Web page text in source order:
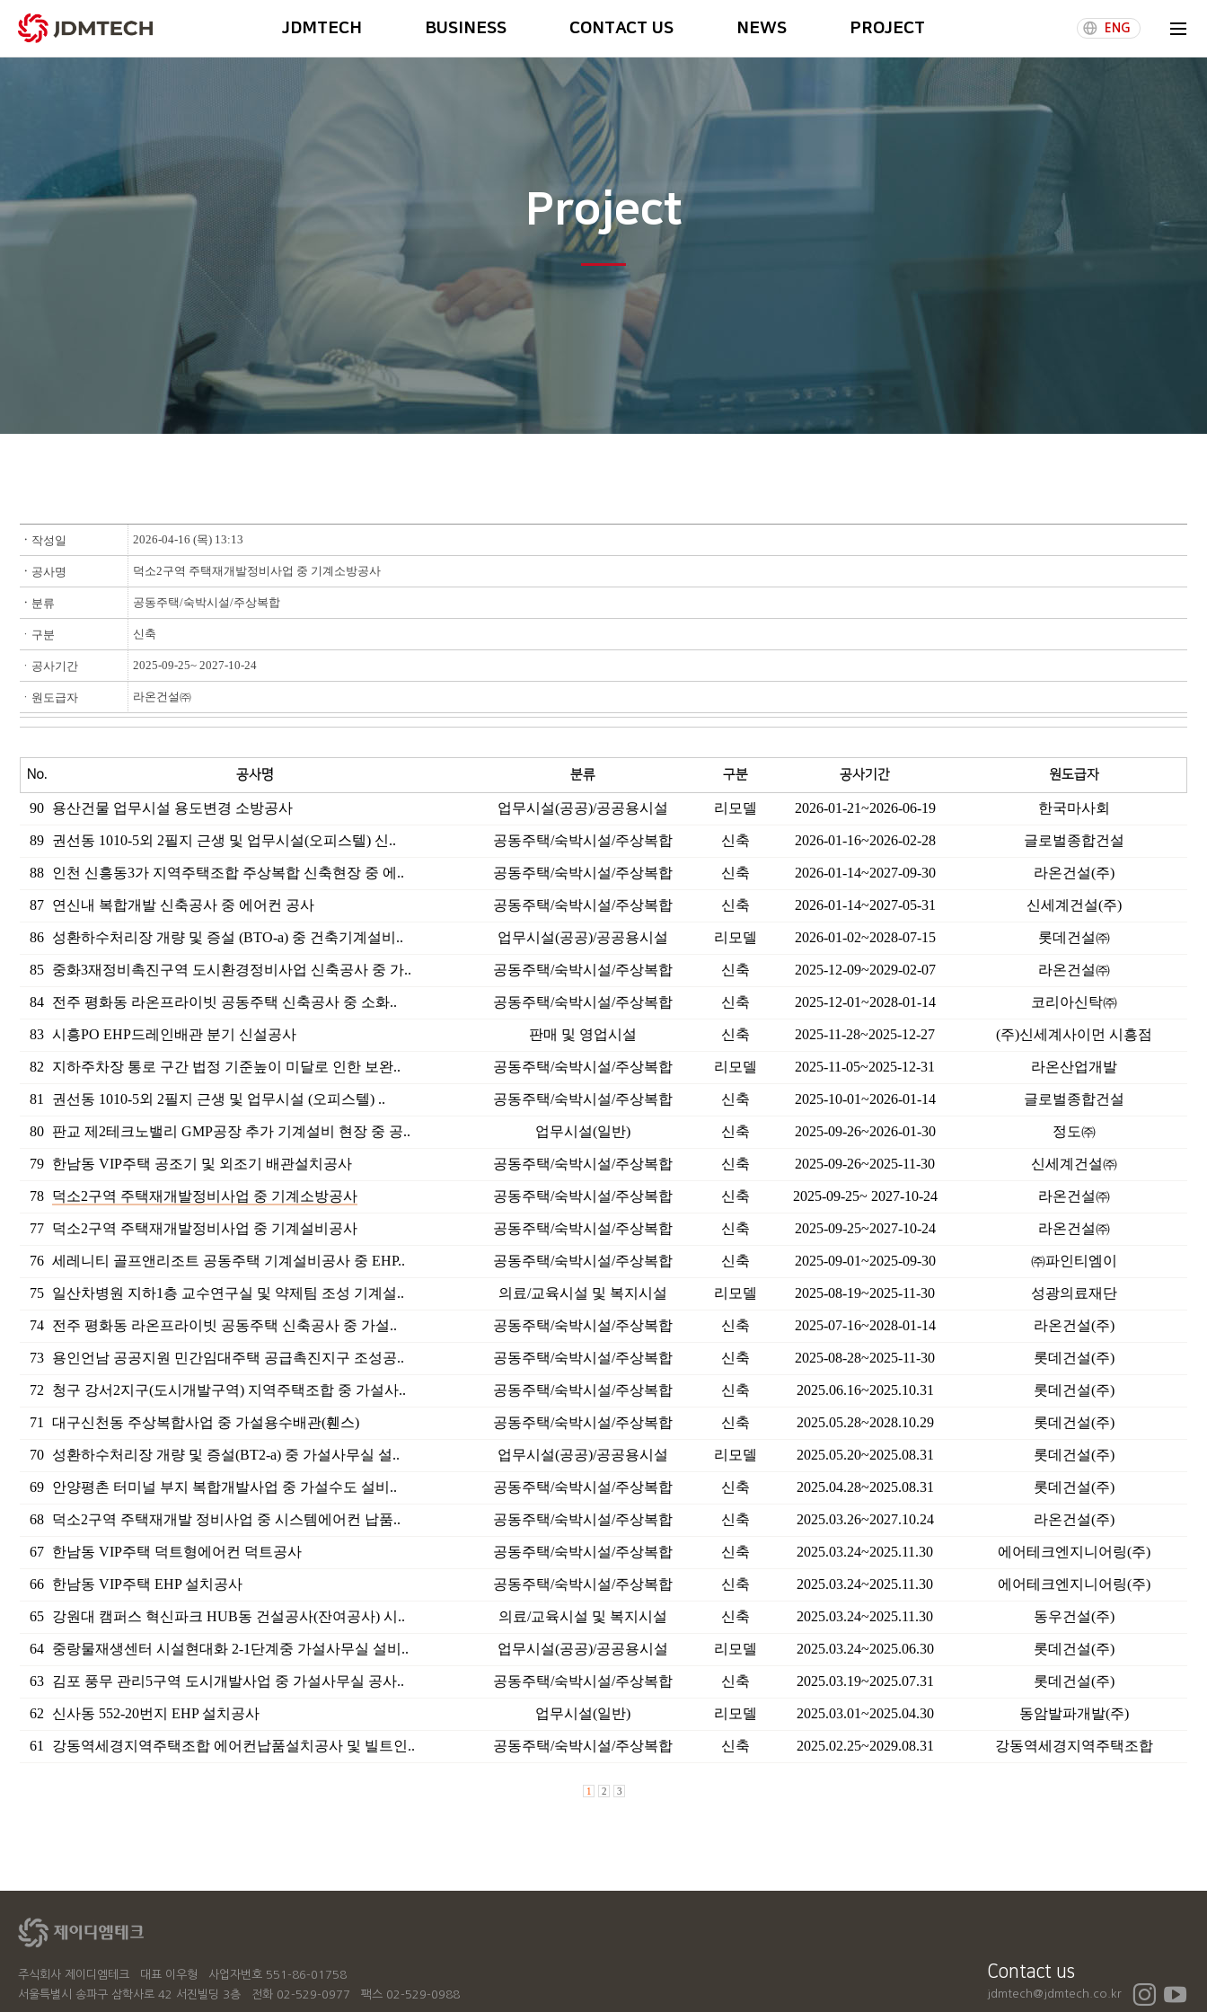
JDMTECH
C.I Main Partner
BUSINESS
Pre-Fab. & Modular AGV Smart Lift 및 로봇 융합
CONTACT US
문의
NEWS
Press Release & Event
PROJECT ENG
Project
ㆍ 작성일 2026-04-16 (목) 13:13
ㆍ 공사명 덕소2구역 주택재개발정비사업 중 기계소방공사
ㆍ 분류 공동주택/숙박시설/주상복합
ㆍ구분 신축
ㆍ공사기간 2025-09-25~ 2027-10-24
ㆍ원도급자 라온건설㈜
No. 공사명 분류 구분 공사기간 원도급자
90 용산건물 업무시설 용도변경 소방공사 업무시설(공공)/공공용시설 리모델 2026-01-21~2026-06-19 한국마사회
89 권선동 1010-5외 2필지 근생 및 업무시설(오피스텔) 신.. 공동주택/숙박시설/주상복합 신축 2026-01-16~2026-02-28 글로벌종합건설
88 인천 신흥동3가 지역주택조합 주상복합 신축현장 중 에.. 공동주택/숙박시설/주상복합 신축 2026-01-14~2027-09-30 라온건설(주)
87 연신내 복합개발 신축공사 중 에어컨 공사 공동주택/숙박시설/주상복합 신축 2026-01-14~2027-05-31 신세계건설(주)
86 성환하수처리장 개량 및 증설 (BTO-a) 중 건축기계설비.. 업무시설(공공)/공공용시설 리모델 2026-01-02~2028-07-15 롯데건설㈜
85 중화3재정비촉진구역 도시환경정비사업 신축공사 중 가.. 공동주택/숙박시설/주상복합 신축 2025-12-09~2029-02-07 라온건설㈜
84 전주 평화동 라온프라이빗 공동주택 신축공사 중 소화.. 공동주택/숙박시설/주상복합 신축 2025-12-01~2028-01-14 코리아신탁㈜
83 시흥PO EHP드레인배관 분기 신설공사 판매 및 영업시설 신축 2025-11-28~2025-12-27 (주)신세계사이먼 시흥점
82 지하주차장 통로 구간 법정 기준높이 미달로 인한 보완.. 공동주택/숙박시설/주상복합 리모델 2025-11-05~2025-12-31 라온산업개발
81 권선동 1010-5외 2필지 근생 및 업무시설 (오피스텔) .. 공동주택/숙박시설/주상복합 신축 2025-10-01~2026-01-14 글로벌종합건설
80 판교 제2테크노밸리 GMP공장 추가 기계설비 현장 중 공.. 업무시설(일반) 신축 2025-09-26~2026-01-30 정도㈜
79 한남동 VIP주택 공조기 및 외조기 배관설치공사 공동주택/숙박시설/주상복합 신축 2025-09-26~2025-11-30 신세계건설㈜
78 덕소2구역 주택재개발정비사업 중 기계소방공사 공동주택/숙박시설/주상복합 신축 2025-09-25~ 2027-10-24 라온건설㈜
77 덕소2구역 주택재개발정비사업 중 기계설비공사 공동주택/숙박시설/주상복합 신축 2025-09-25~2027-10-24 라온건설㈜
76 세레니티 골프앤리조트 공동주택 기계설비공사 중 EHP.. 공동주택/숙박시설/주상복합 신축 2025-09-01~2025-09-30 ㈜파인티엠이
75 일산차병원 지하1층 교수연구실 및 약제팀 조성 기계설.. 의료/교육시설 및 복지시설 리모델 2025-08-19~2025-11-30 성광의료재단
74 전주 평화동 라온프라이빗 공동주택 신축공사 중 가설.. 공동주택/숙박시설/주상복합 신축 2025-07-16~2028-01-14 라온건설(주)
73 용인언남 공공지원 민간임대주택 공급촉진지구 조성공.. 공동주택/숙박시설/주상복합 신축 2025-08-28~2025-11-30 롯데건설(주)
72 청구 강서2지구(도시개발구역) 지역주택조합 중 가설사.. 공동주택/숙박시설/주상복합 신축 2025.06.16~2025.10.31 롯데건설(주)
71 대구신천동 주상복합사업 중 가설용수배관(휀스) 공동주택/숙박시설/주상복합 신축 2025.05.28~2028.10.29 롯데건설(주)
70 성환하수처리장 개량 및 증설(BT2-a) 중 가설사무실 설.. 업무시설(공공)/공공용시설 리모델 2025.05.20~2025.08.31 롯데건설(주)
69 안양평촌 터미널 부지 복합개발사업 중 가설수도 설비.. 공동주택/숙박시설/주상복합 신축 2025.04.28~2025.08.31 롯데건설(주)
68 덕소2구역 주택재개발 정비사업 중 시스템에어컨 납품.. 공동주택/숙박시설/주상복합 신축 2025.03.26~2027.10.24 라온건설(주)
67 한남동 VIP주택 덕트형에어컨 덕트공사 공동주택/숙박시설/주상복합 신축 2025.03.24~2025.11.30 에어테크엔지니어링(주)
66 한남동 VIP주택 EHP 설치공사 공동주택/숙박시설/주상복합 신축 2025.03.24~2025.11.30 에어테크엔지니어링(주)
65 강원대 캠퍼스 혁신파크 HUB동 건설공사(잔여공사) 시.. 의료/교육시설 및 복지시설 신축 2025.03.24~2025.11.30 동우건설(주)
64 중랑물재생센터 시설현대화 2-1단계중 가설사무실 설비.. 업무시설(공공)/공공용시설 리모델 2025.03.24~2025.06.30 롯데건설(주)
63 김포 풍무 관리5구역 도시개발사업 중 가설사무실 공사.. 공동주택/숙박시설/주상복합 신축 2025.03.19~2025.07.31 롯데건설(주)
62 신사동 552-20번지 EHP 설치공사 업무시설(일반) 리모델 2025.03.01~2025.04.30 동암발파개발(주)
61 강동역세경지역주택조합 에어컨납품설치공사 및 빌트인.. 공동주택/숙박시설/주상복합 신축 2025.02.25~2029.08.31 강동역세경지역주택조합
1 2 3
Contact us
jdmtech@jdmtech.co.kr
주식회사 제이디엠테크 대표 이우형 사업자번호 551-86-01758
서울특별시 송파구 삼학사로 42 서진빌딩 3층 전화 02-529-0977 팩스 02-529-0988